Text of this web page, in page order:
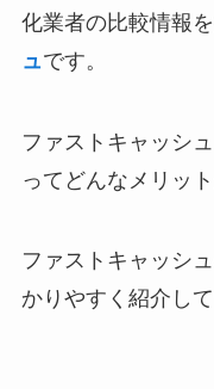
化業者の比較情報
ュです。
ファストキャッシ
ってどんなメリッ
ファストキャッシ
かりやすく紹介して